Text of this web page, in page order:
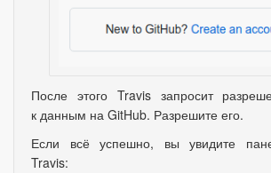
После этого Travis запросит
к данным на GitHub. Разрешите его.
Если всё успешно,
вы увидите
Travis: